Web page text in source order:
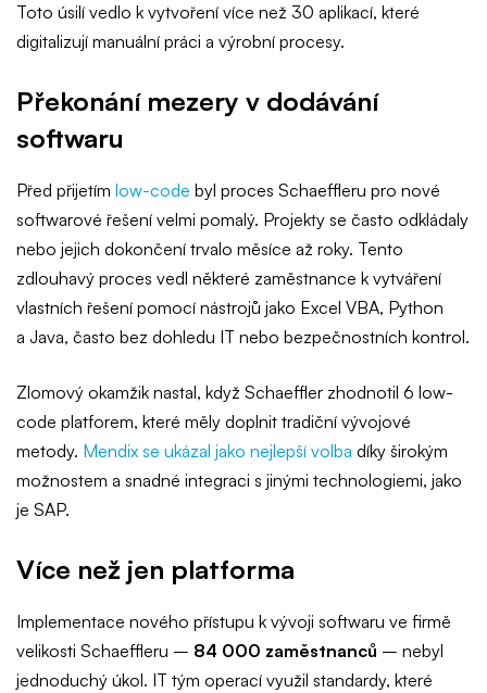
Toto úsilí vedlo k vytvoření více než 30 aplikací, které
digitalizují manuální práci a výrobní procesy.
Překonání mezery v dodávání
softwaru
Před přijetím low-code byl proces Schaeffleru pro nové
softwarové řešení velmi pomalý. Projekty se často odkládaly
nebo jejich dokončení trvalo měsíce až roky. Tento
zdlouhavý proces vedl některé zaměstnance k vytváření
vlastních řešení pomocí nástrojů jako Excel VBA, Python
a Java, často bez dohledu IT nebo bezpečnostních kontrol.
Zlomový okamžik nastal, když Schaeffler zhodnotil 6 low-
code platforem, které měly doplnit tradiční vývojové
metody. Mendix se ukázal jako nejlepší volba díky širokým
možnostem a snadné integraci s jinými technologiemi, jako
je SAP.
Více než jen platforma
Implementace nového přístupu k vývoji softwaru ve firmě
velikosti Schaeffleru – 84 000 zaměstnanců – nebyl
jednoduchý úkol. IT tým operací využil standardy, které